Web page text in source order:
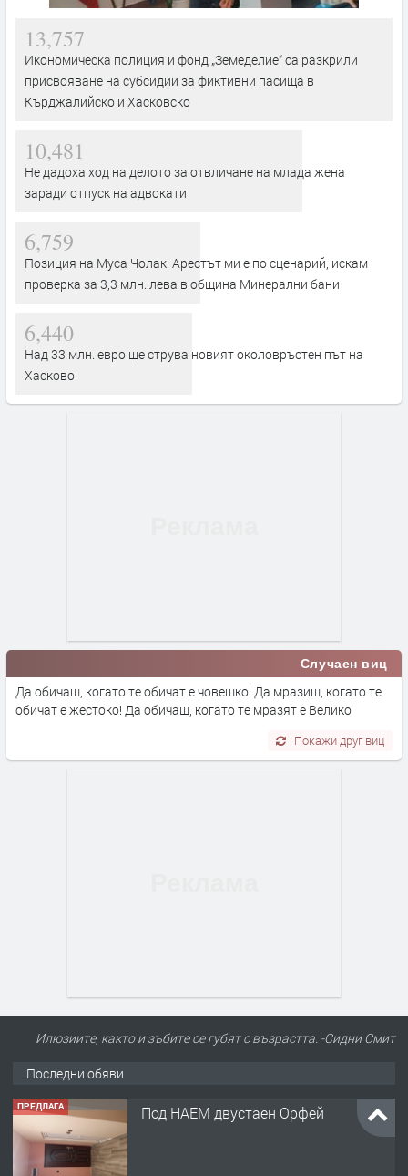
13,757
Икономическа полиция и фонд „Земеделие“ са разкрили
присвояване на субсидии за фиктивни пасища в
Кърджалийско и Хасковско
10,481
Не дадоха ход на делото за отвличане на млада жена
заради отпуск на адвокати
6,759
Позиция на Муса Чолак: Арестът ми е по сценарий, искам
проверка за 3,3 млн. лева в община Минерални бани
6,440
Над 33 млн. евро ще струва новият околовръстен път на
Хасково
Случаен виц
Да обичаш, когато те обичат е човешко! Да мразиш, когато те
обичат е жестоко! Да обичаш, когато те мразят е Велико
Покажи друг виц
Илюзиите, както и зъбите се губят с възрастта. -Сидни Смит
Последни обяви
ПРЕДЛАГА Под НАЕМ двустаен Орфей